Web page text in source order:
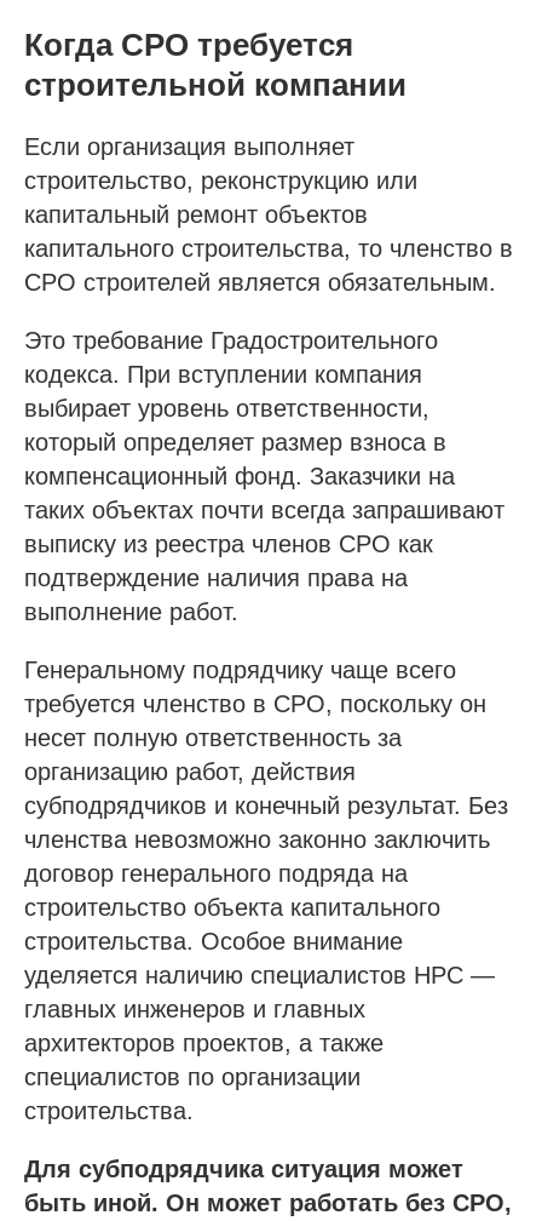
Когда СРО требуется
строительной компании
Если организация выполняет
строительство, реконструкцию или
капитальный ремонт объектов
капитального строительства, то членство в
СРО строителей является обязательным.
Это требование Градостроительного
кодекса. При вступлении компания
выбирает уровень ответственности,
который определяет размер взноса в
компенсационный фонд. Заказчики на
таких объектах почти всегда запрашивают
выписку из реестра членов СРО как
подтверждение наличия права на
выполнение работ.
Генеральному подрядчику чаще всего
требуется членство в СРО, поскольку он
несет полную ответственность за
организацию работ, действия
субподрядчиков и конечный результат. Без
членства невозможно законно заключить
договор генерального подряда на
строительство объекта капитального
строительства. Особое внимание
уделяется наличию специалистов НРС —
главных инженеров и главных
архитекторов проектов, а также
специалистов по организации
строительства.
Для субподрядчика ситуация может
быть иной. Он может работать без СРО,